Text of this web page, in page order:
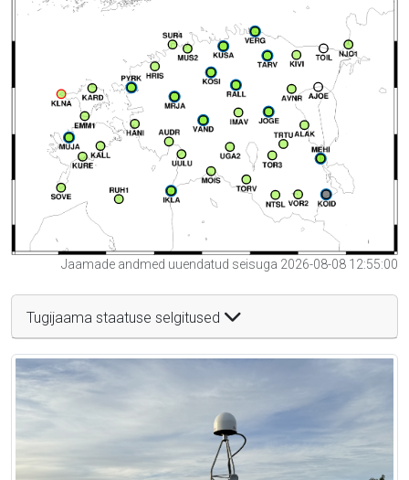
Jaamade andmed uuendatud seisuga 2026-08-08 12:55:00
Tugijaama staatuse selgitused